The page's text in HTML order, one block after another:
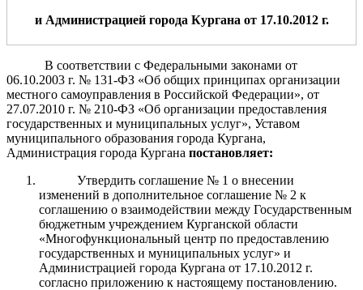
и Администрацией города Кургана от 17.10.2012 г.
В соответствии с Федеральными законами от
06.10.2003 г. № 131-ФЗ «Об общих принципах организации
местного самоуправления в Российской Федерации», от
27.07.2010 г. № 210-ФЗ «Об организации предоставления
государственных и муниципальных услуг», Уставом
муниципального образования города Кургана,
Администрация города Кургана постановляет:
Утвердить соглашение № 1 о внесении
изменений в дополнительное соглашение № 2 к
соглашению о взаимодействии между Государственным
бюджетным учреждением Курганской области
«Многофункциональный центр по предоставлению
государственных и муниципальных услуг» и
Администрацией города Кургана от 17.10.2012 г.
согласно приложению к настоящему постановлению.